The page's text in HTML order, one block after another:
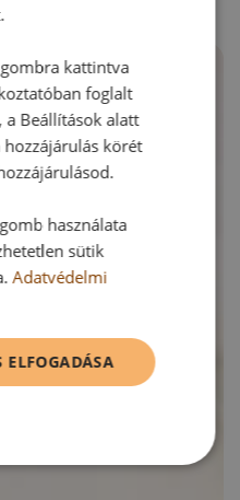
kattintva
foglalt
a Beállítások alatt
körét
használata
sütik
Adatvédelmi
ELFOGADÁSA